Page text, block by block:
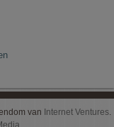
van Internet Ventures